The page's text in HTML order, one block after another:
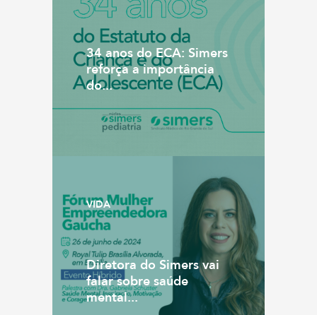
34 anos do ECA: Simers
reforça a importância
do...
VIDA
Diretora do Simers vai
falar sobre saúde
mental...